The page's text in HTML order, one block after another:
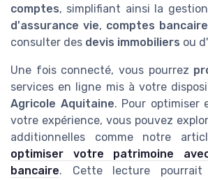
comptes, simplifiant ainsi la
d'assurance vie, comptes
consulter des devis immobiliers ou d'
Une fois connecté, vous pourrez
services en ligne mis à votre
Agricole Aquitaine. Pour optimiser
votre expérience, vous pouvez
additionnelles comme notre
optimiser votre patrimoine
bancaire. Cette lecture